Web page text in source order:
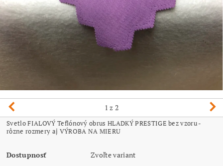
1 z 2
Svetlo FIALOVÝ Teflónový obrus HLADKÝ PRESTIGE bez vzoru -
rôzne rozmery aj VÝROBA NA MIERU
Dostupnosť Zvoľte variant